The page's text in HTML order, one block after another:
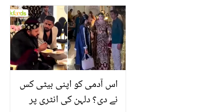
اس آدمی کو اپنی بیٹی کس
نے دی؟ دلہن کی انٹری پر